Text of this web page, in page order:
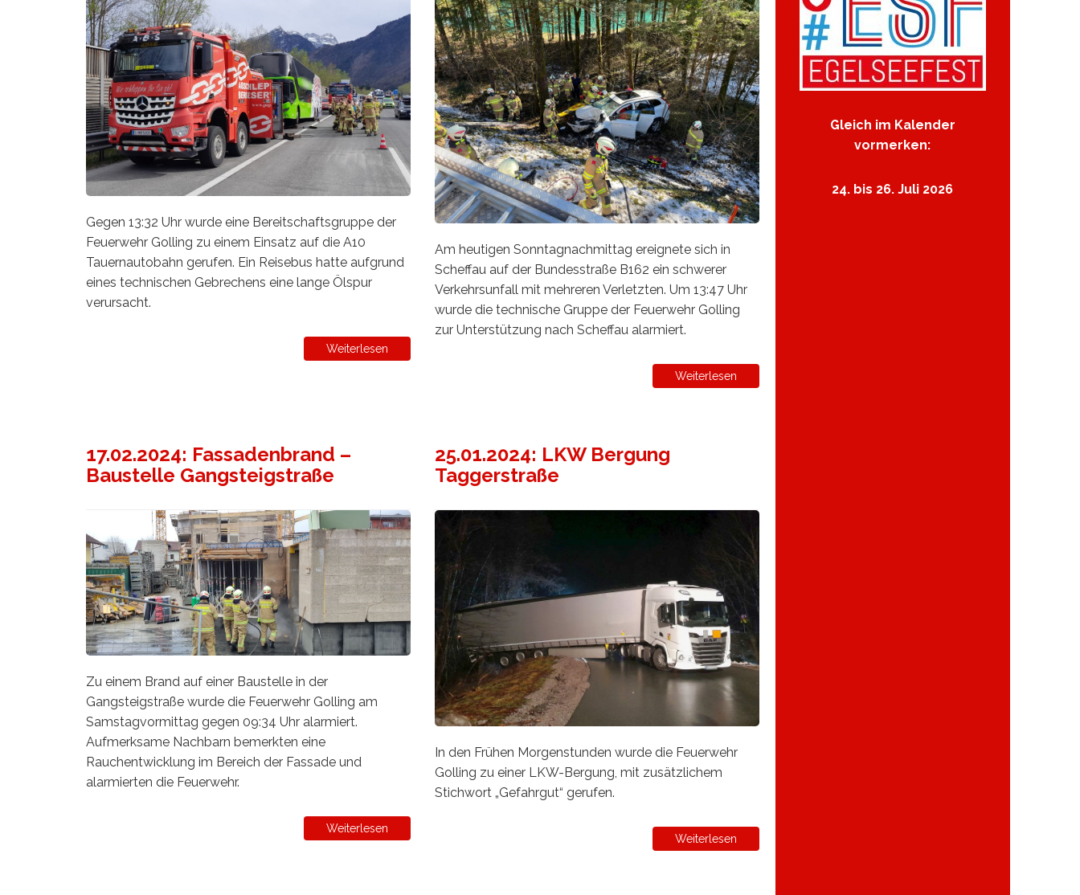
Gegen 13:32 Uhr wurde eine Bereitschaftsgruppe der
Feuerwehr Golling zu einem Einsatz auf die A10
Tauernautobahn gerufen. Ein Reisebus hatte aufgrund
eines technischen Gebrechens eine lange Ölspur
verursacht.
Weiterlesen
Am heutigen Sonntagnachmittag ereignete sich in
Scheffau auf der Bundesstraße B162 ein schwerer
Verkehrsunfall mit mehreren Verletzten. Um 13:47 Uhr
wurde die technische Gruppe der Feuerwehr Golling
zur Unterstützung nach Scheffau alarmiert.
Weiterlesen
17.02.2024: Fassadenbrand –
Baustelle Gangsteigstraße
Zu einem Brand auf einer Baustelle in der
Gangsteigstraße wurde die Feuerwehr Golling am
Samstagvormittag gegen 09:34 Uhr alarmiert.
Aufmerksame Nachbarn bemerkten eine
Rauchentwicklung im Bereich der Fassade und
alarmierten die Feuerwehr.
Weiterlesen
25.01.2024: LKW Bergung
Taggerstraße
In den Frühen Morgenstunden wurde die Feuerwehr
Golling zu einer LKW-Bergung, mit zusätzlichem
Stichwort „Gefahrgut“ gerufen.
Weiterlesen
Gleich im Kalender
vormerken:
24. bis 26. Juli 2026